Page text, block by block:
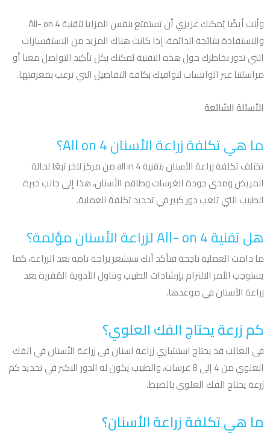
وأنت أيضًا يُمكنك عزيزي أن تستمتع بنفس المزايا لتقنية All- on 4
والاستفادة بنتائجة الدائمة، إذا كانت هناك المزيد من الاستفسارات
التي تدور بخاطرك حول هذه التقنية يُمكنك بكل تأكيد التواصل معنا أو
مراسلتنا عبر الواتساب لنوافيك بكافة التفاصيل التي ترغب بمعرفتها.
الأسئلة الشائعة
ما هي تكلفة زراعة الأسنان All on 4؟
تختلف تكلفة زراعة الأسنان بتقنية all in 4 من مركز لآخر تبعًا لحالة
المريض ومدى جودة الغرسات وطاقم الأسنان، هذا إلى جانب خبرة
الطبيب التي تلعب دور كبير في تحديد تكلفة العملية.
هل تقنية All- on 4 لزراعة الأسنان مؤلمة؟
ما دامت العملية ناجحة فتأكد أنك ستشعر براحة تامة بعد الزراعة، كما
يستوجب الأمر الالتزام بإرشادات الطبيب وتناول الأدوية المُقررة بعد
زراعة الأسنان في موعدها.
كم زرعة يحتاج الفك العلوي؟
فى الغالب قد يحتاج استشاري زراعة اسنان فى زراعة الأسنان في الفك
العلوي من 4 إلى 8 غرسات، والطبيب يكون له الدور الاكبر في تحديد كم
زرعة يحتاج الفك العلوي بالضبط.
ما هي تكلفة زراعة الأسنان؟